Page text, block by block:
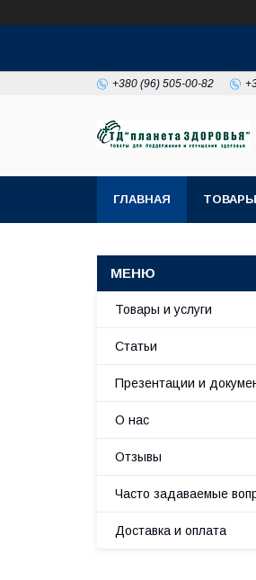
+380 (96) 505-00-82
ГЛАВНАЯ
Товары и услуги
Статьи
Презентации и
О нас
Отзывы
Часто задаваемые
Доставка и оплата